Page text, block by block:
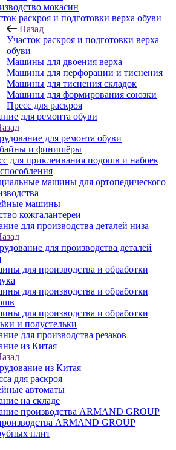
мокасин
раскроя и подготовки верха обуви
Назад
Участок раскроя и подготовки верха
обуви
Машины для двоения верха
Машины для перфорации и тиснения
Машины для тиснения складок
Машины для формирования союзки
Пресс для раскроя
для ремонта обуви
для ремонта обуви
и финишёры
для приклеивания подошв и набоек
машины для ортопедического
машины
кожгалантереи
для производства деталей низа
для производства деталей
для производства и обработки
для производства и обработки
для производства и обработки
и полустельки
для производства резаков
из Китая
из Китая
для раскроя
автоматы
на складе
производства ARMAND GROUP
ARMAND GROUP
плит